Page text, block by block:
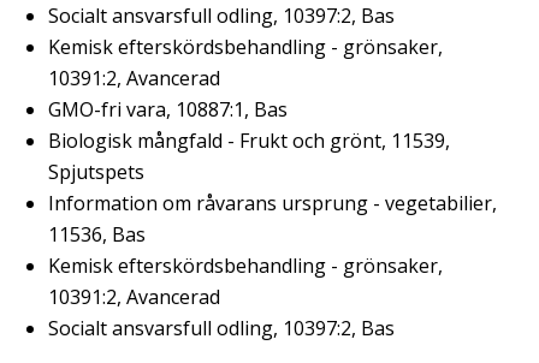
Socialt ansvarsfull odling, 10397:2, Bas
Kemisk efterskördsbehandling - grönsaker,
10391:2, Avancerad
GMO-fri vara, 10887:1, Bas
Biologisk mångfald - Frukt och grönt, 11539,
Spjutspets
Information om råvarans ursprung - vegetabilier,
11536, Bas
Kemisk efterskördsbehandling - grönsaker,
10391:2, Avancerad
Socialt ansvarsfull odling, 10397:2, Bas